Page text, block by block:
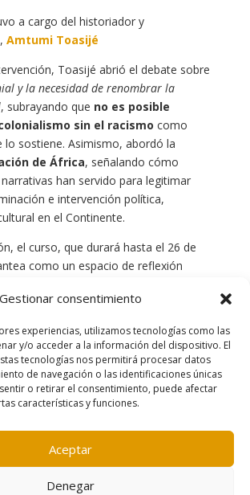
Gestionar consentimiento
experiencias, utilizamos tecnologías como las
y/o acceder a la información del dispositivo. El
tecnologías nos permitirá procesar datos
de navegación o las identificaciones únicas
o retirar el consentimiento, puede afectar
características y funciones.
Aceptar
Denegar
a cargo del historiador y
Amtumi Toasijé
Toasijé abrió el debate sobre
y la necesidad de renombrar la
, subrayando que no es posible
sin el racismo como
lo sostiene. Asimismo, abordó la
de África, señalando cómo
han servido para legitimar
e intervención política,
en el Continente.
el curso, que durará hasta el 26 de
como un espacio de reflexión
global.